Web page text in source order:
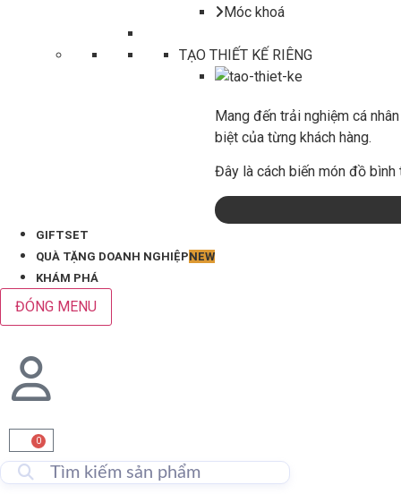
Móc khoá
TẠO THIẾT KẾ RIÊNG
Mang đến trải nghiệm cá
biệt của từng khách hàng.
Đây là cách biến món đồ
GIFTSET
QUÀ TẶNG DOANH NGHIỆPNEW
KHÁM PHÁ
ĐÓNG MENU
0